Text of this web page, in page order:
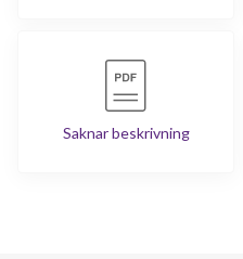
Saknar beskrivning